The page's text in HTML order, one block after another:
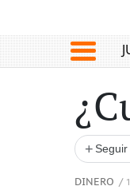
+ Seguir
DINERO /